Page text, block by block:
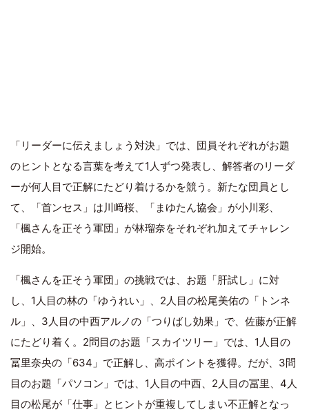
「リーダーに伝えましょう対決」では、団員それぞれがお題
のヒントとなる言葉を考えて1人ずつ発表し、解答者のリーダ
ーが何人目で正解にたどり着けるかを競う。新たな団員とし
て、「首ンセス」は川﨑桜、「まゆたん協会」が小川彩、
「楓さんを正そう軍団」が林瑠奈をそれぞれ加えてチャレン
ジ開始。
「楓さんを正そう軍団」の挑戦では、お題「肝試し」に対
し、1人目の林の「ゆうれい」、2人目の松尾美佑の「トンネ
ル」、3人目の中西アルノの「つりばし効果」で、佐藤が正解
にたどり着く。2問目のお題「スカイツリー」では、1人目の
冨里奈央の「634」で正解し、高ポイントを獲得。だが、3問
目のお題「パソコン」では、1人目の中西、2人目の冨里、4人
目の松尾が「仕事」とヒントが重複してしまい不正解となっ